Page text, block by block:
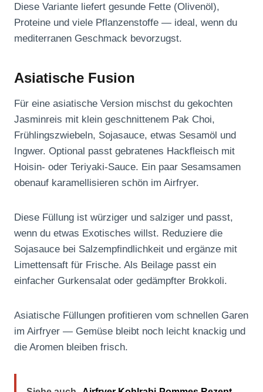
Diese Variante liefert gesunde Fette (Olivenöl),
Proteine und viele Pflanzenstoffe — ideal, wenn du
mediterranen Geschmack bevorzugst.
Asiatische Fusion
Für eine asiatische Version mischst du gekochten
Jasminreis mit klein geschnittenem Pak Choi,
Frühlingszwiebeln, Sojasauce, etwas Sesamöl und
Ingwer. Optional passt gebratenes Hackfleisch mit
Hoisin- oder Teriyaki-Sauce. Ein paar Sesamsamen
obenauf karamellisieren schön im Airfryer.
Diese Füllung ist würziger und salziger und passt,
wenn du etwas Exotisches willst. Reduziere die
Sojasauce bei Salzempfindlichkeit und ergänze mit
Limettensaft für Frische. Als Beilage passt ein
einfacher Gurkensalat oder gedämpfter Brokkoli.
Asiatische Füllungen profitieren vom schnellen Garen
im Airfryer — Gemüse bleibt noch leicht knackig und
die Aromen bleiben frisch.